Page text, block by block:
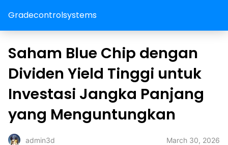
Gradecontrolsystems
Saham Blue Chip dengan
Dividen Yield Tinggi untuk
Investasi Jangka Panjang
yang Menguntungkan
admin3d March 30, 2026